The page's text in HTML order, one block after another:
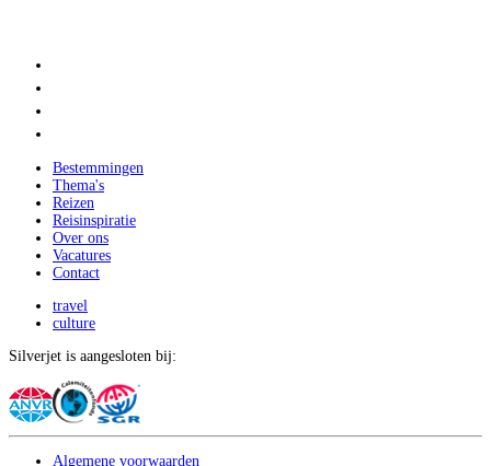
Bestemmingen
Thema's
Reizen
Reisinspiratie
Over ons
Vacatures
Contact
travel
culture
Silverjet is aangesloten bij:
Algemene voorwaarden